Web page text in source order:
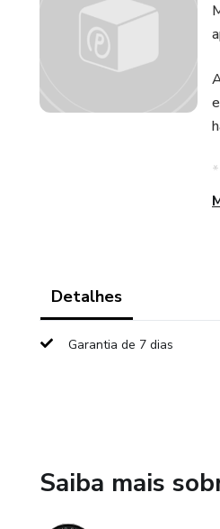
-
Detalhes
Garantia de 7 dias
Saiba mais